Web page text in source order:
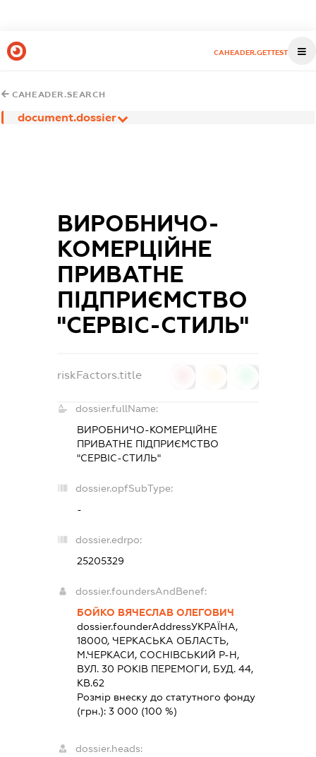
CAHEADER.GETTEST
CAHEADER.SEARCH
document.dossier
ВИРОБНИЧО-
КОМЕРЦІЙНЕ
ПРИВАТНЕ
ПІДПРИЄМСТВО
"СЕРВІС-СТИЛЬ"
riskFactors.title
dossier.fullName:
ВИРОБНИЧО-КОМЕРЦІЙНЕ
ПРИВАТНЕ ПІДПРИЄМСТВО
"СЕРВІС-СТИЛЬ"
dossier.opfSubType:
-
dossier.edrpo:
25205329
dossier.foundersAndBenef:
БОЙКО ВЯЧЕСЛАВ ОЛЕГОВИЧ
dossier.founderAddressУКРАЇНА,
18000, ЧЕРКАСЬКА ОБЛАСТЬ,
М.ЧЕРКАСИ, СОСНІВСЬКИЙ Р-Н,
ВУЛ. 30 РОКІВ ПЕРЕМОГИ, БУД. 44,
КВ.62
Розмір внеску до статутного фонду
(грн.):3 000 (100 %)
dossier.heads: